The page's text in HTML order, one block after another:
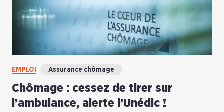
EMPLOI Assurance chômage
Chômage : cessez de tirer sur
l’ambulance, alerte l’Unédic !